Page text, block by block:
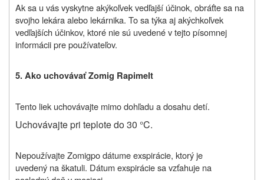
Ak sa u vás vyskytne akýkoľvek vedľajší účinok, obráťte sa na
svojho lekára alebo lekárnika. To sa týka aj akýchkoľvek
vedľajších účinkov, ktoré nie sú uvedené v tejto písomnej
informácii pre používateľov.
5. Ako uchovávaťZomig Rapimelt
Tento liek uchovávajte mimo dohľadu a dosahu detí.
Uchovávajte pri teplote do 30 °C.
NepoužívajteZomigpo dátume exspirácie, ktorý je
uvedený na škatuli. Dátum exspirácie sa vzťahuje na